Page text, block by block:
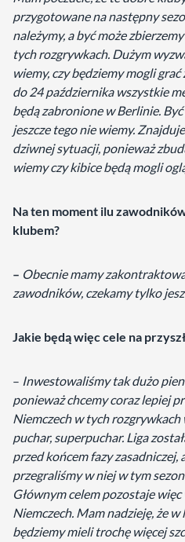
przygotowane na następny
należymy, a być może
tych rozgrywkach. Dużym
wiemy, czy będziemy mogli
do 24 października wszystkie
będą zabronione w Berlinie.
jeszcze tego nie wiemy.
dziwnej sytuacji, ponieważ
wiemy czy kibice będą mogli
Na ten moment ilu
klubem?
– Obecnie mamy
zawodników, czekamy tylko
Jakie będą więc cele na
– Inwestowaliśmy tak dużo
ponieważ chcemy coraz lepiej
Niemczech w tych
puchar, superpuchar. Liga
przed końcem fazy zasadniczej,
przegraliśmy w niej w tym
Głównym celem pozostaje
Niemczech. Mam nadzieję, że
będziemy mieli trochę więcej